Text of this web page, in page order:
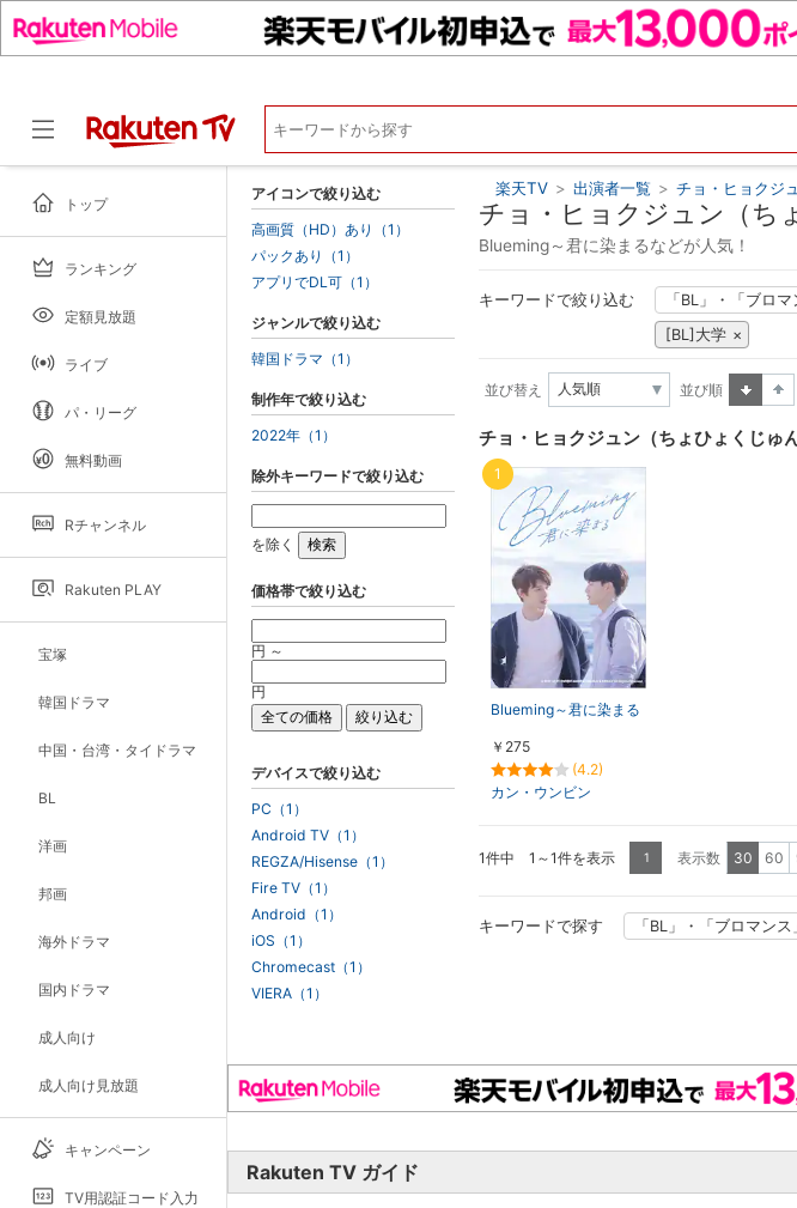
トップ
ランキング
定額見放題
ライブ
パ・リーグ
無料動画
Rチャンネル
Rakuten PLAY
宝塚
韓国ドラマ
中国・台湾・タイドラマ
BL
洋画
邦画
海外ドラマ
国内ドラマ
成人向け
成人向け見放題
キャンペーン
TV用認証コード入力
楽天TV > 出演者一覧 > チョ・ヒョクジ
チョ・ヒョクジュン（ち
Blueming～君に染まるなどが人気！
キーワードで絞り込む 「BL」・「ブロ
[BL]大学
並び替え
並び順
チョ・ヒョクジュン（ちょひょくじゅ
Blueming～君に染まる
￥275
(4.2)
カン・ウンビン
1
1件中 1～1件を表示 1 表示数 30 60
キーワードで探す 「BL」・「ブロマン
アイコンで絞り込む
高画質（HD）あり（1）
パックあり（1）
アプリでDL可（1）
ジャンルで絞り込む
韓国ドラマ（1）
制作年で絞り込む
2022年（1）
除外キーワードで絞り込む
を除く
価格帯で絞り込む
円 ～
円
デバイスで絞り込む
PC（1）
Android TV（1）
REGZA/Hisense（1）
Fire TV（1）
Android（1）
iOS（1）
Chromecast（1）
VIERA（1）
Rakuten TV ガイド